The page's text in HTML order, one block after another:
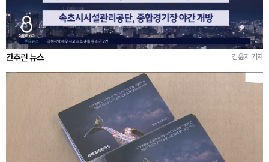
간추린 뉴스 김윤지 기자